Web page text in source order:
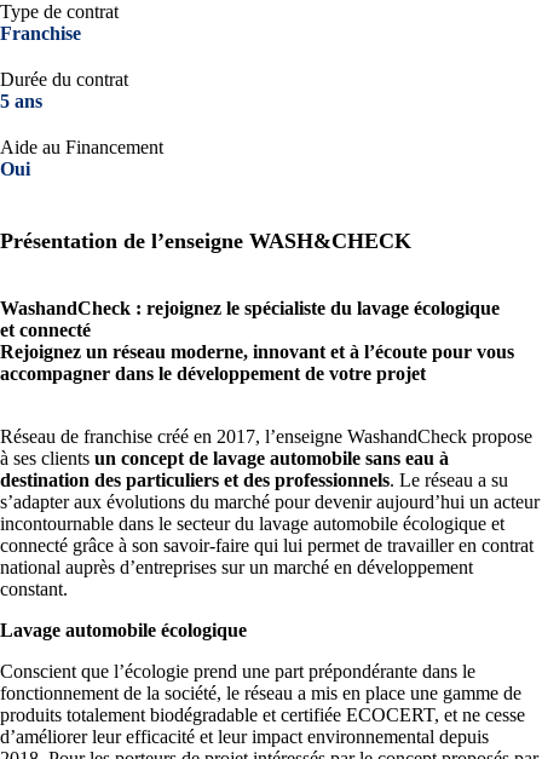
Type de contrat
Franchise
Durée du contrat
5 ans
Aide au Financement
Oui
Présentation de l’enseigne WASH&CHECK
WashandCheck : rejoignez le spécialiste du lavage écologique
et connecté
Rejoignez un réseau moderne, innovant et à l’écoute pour vous
accompagner dans le développement de votre projet
Réseau de franchise créé en 2017, l’enseigne WashandCheck propose
à ses clients un concept de lavage automobile sans eau à
destination des particuliers et des professionnels. Le réseau a su
s’adapter aux évolutions du marché pour devenir aujourd’hui un acteur
incontournable dans le secteur du lavage automobile écologique et
connecté grâce à son savoir-faire qui lui permet de travailler en contrat
national auprès d’entreprises sur un marché en développement
constant.
Lavage automobile écologique
Conscient que l’écologie prend une part prépondérante dans le
fonctionnement de la société, le réseau a mis en place une gamme de
produits totalement biodégradable et certifiée ECOCERT, et ne cesse
d’améliorer leur efficacité et leur impact environnemental depuis